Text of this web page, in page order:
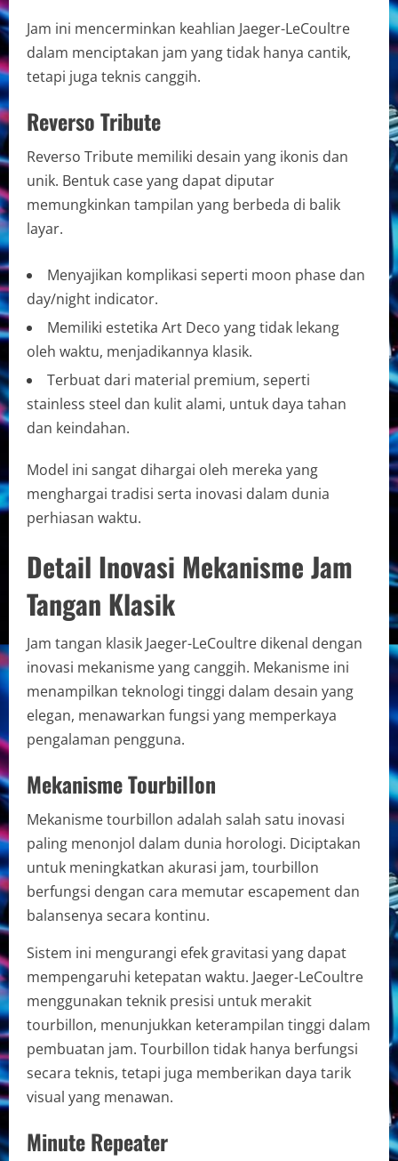
Jam ini mencerminkan keahlian Jaeger-LeCoultre
dalam menciptakan jam yang tidak hanya cantik,
tetapi juga teknis canggih.
Reverso Tribute
Reverso Tribute memiliki desain yang ikonis dan
unik. Bentuk case yang dapat diputar
memungkinkan tampilan yang berbeda di balik
layar.
Menyajikan komplikasi seperti moon phase dan
day/night indicator.
Memiliki estetika Art Deco yang tidak lekang
oleh waktu, menjadikannya klasik.
Terbuat dari material premium, seperti
stainless steel dan kulit alami, untuk daya tahan
dan keindahan.
Model ini sangat dihargai oleh mereka yang
menghargai tradisi serta inovasi dalam dunia
perhiasan waktu.
Detail Inovasi Mekanisme Jam
Tangan Klasik
Jam tangan klasik Jaeger-LeCoultre dikenal dengan
inovasi mekanisme yang canggih. Mekanisme ini
menampilkan teknologi tinggi dalam desain yang
elegan, menawarkan fungsi yang memperkaya
pengalaman pengguna.
Mekanisme Tourbillon
Mekanisme tourbillon adalah salah satu inovasi
paling menonjol dalam dunia horologi. Diciptakan
untuk meningkatkan akurasi jam, tourbillon
berfungsi dengan cara memutar escapement dan
balansenya secara kontinu.
Sistem ini mengurangi efek gravitasi yang dapat
mempengaruhi ketepatan waktu. Jaeger-LeCoultre
menggunakan teknik presisi untuk merakit
tourbillon, menunjukkan keterampilan tinggi dalam
pembuatan jam. Tourbillon tidak hanya berfungsi
secara teknis, tetapi juga memberikan daya tarik
visual yang menawan.
Minute Repeater